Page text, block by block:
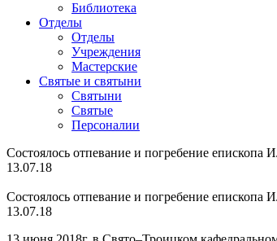
Библиотека
Отделы
Отделы
Учреждения
Мастерские
Святые и святыни
Cвятыни
Cвятые
Персоналии
Состоялось отпевание и погребение
13.07.18
Состоялось отпевание и погребение
13.07.18